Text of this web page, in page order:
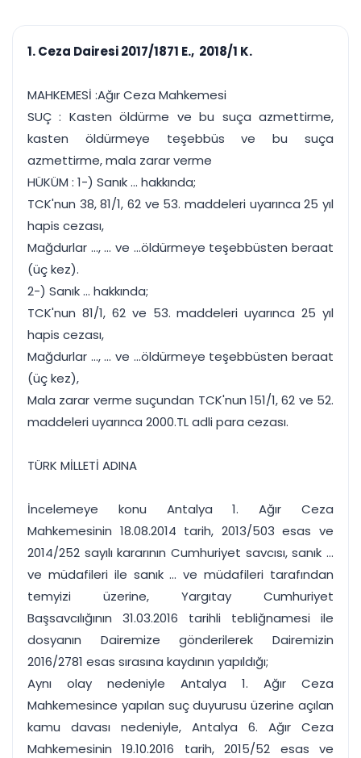
Duruşma ve görev
takvimi
Bildirim
Süreleri asla kaçırmayın
Tek panelde uçtan uca yönetim
UYAP & UETS entegrasyonundan finansa, hepsi bir arada.
Tüm özellikleri inceleyin
1. Ceza Dairesi 2017/1871 E., 2018/1 K.
MAHKEMESİ :Ağır Ceza Mahkemesi
SUÇ : Kasten öldürme ve bu suça azmettirme,
kasten öldürmeye teşebbüs ve bu suça
azmettirme, mala zarar verme
HÜKÜM : 1-) Sanık ... hakkında;
TCK'nun 38, 81/1, 62 ve 53. maddeleri uyarınca 25 yıl
hapis cezası,
Mağdurlar ..., ... ve ...öldürmeye teşebbüsten beraat
(üç kez).
2-) Sanık ... hakkında;
TCK'nun 81/1, 62 ve 53. maddeleri uyarınca 25 yıl
hapis cezası,
Mağdurlar ..., ... ve ...öldürmeye teşebbüsten beraat
(üç kez),
Mala zarar verme suçundan TCK'nun 151/1, 62 ve 52.
maddeleri uyarınca 2000.TL adli para cezası.
TÜRK MİLLETİ ADINA
İncelemeye konu Antalya 1. Ağır Ceza
Mahkemesinin 18.08.2014 tarih, 2013/503 esas ve
2014/252 sayılı kararının Cumhuriyet savcısı, sanık ...
ve müdafileri ile sanık ... ve müdafileri tarafından
temyizi üzerine, Yargıtay Cumhuriyet
Başsavcılığının 31.03.2016 tarihli tebliğnamesi ile
dosyanın Dairemize gönderilerek Dairemizin
2016/2781 esas sırasına kaydının yapıldığı;
Aynı olay nedeniyle Antalya 1. Ağır Ceza
Mahkemesince yapılan suç duyurusu üzerine açılan
kamu davası nedeniyle, Antalya 6. Ağır Ceza
Mahkemesinin 19.10.2016 tarih, 2015/52 esas ve